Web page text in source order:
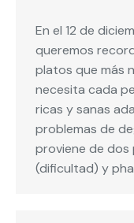
En el 12 de
queremos
platos que más
necesita cada
ricas y sanas
problemas de
proviene de dos
(dificultad) y